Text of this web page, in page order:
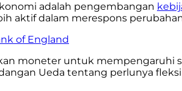
adalah pengembangan
aktif dalam merespons
of England
moneter untuk
Ueda tentang perlunya